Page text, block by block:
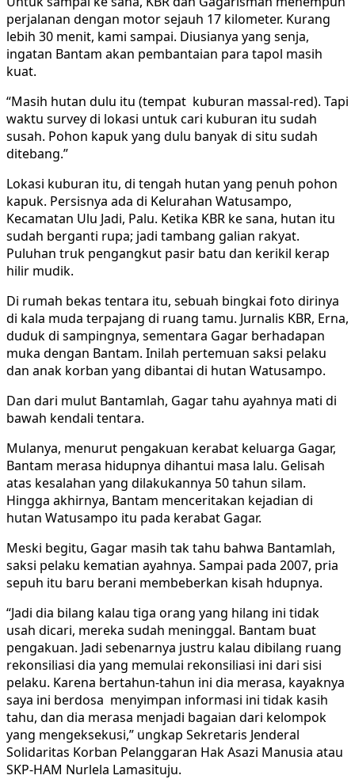
perjalanan dengan motor sejauh 17 kilometer. Kurang
lebih 30 menit, kami sampai. Diusianya yang senja,
ingatan Bantam akan pembantaian para tapol masih
kuat.
“Masih hutan dulu itu (tempat kuburan massal-red). Tapi
waktu survey di lokasi untuk cari kuburan itu sudah
susah. Pohon kapuk yang dulu banyak di situ sudah
ditebang.”
Lokasi kuburan itu, di tengah hutan yang penuh pohon
kapuk. Persisnya ada di Kelurahan Watusampo,
Kecamatan Ulu Jadi, Palu. Ketika KBR ke sana, hutan itu
sudah berganti rupa; jadi tambang galian rakyat.
Puluhan truk pengangkut pasir batu dan kerikil kerap
hilir mudik.
Di rumah bekas tentara itu, sebuah bingkai foto dirinya
di kala muda terpajang di ruang tamu. Jurnalis KBR, Erna,
duduk di sampingnya, sementara Gagar berhadapan
muka dengan Bantam. Inilah pertemuan saksi pelaku
dan anak korban yang dibantai di hutan Watusampo.
Dan dari mulut Bantamlah, Gagar tahu ayahnya mati di
bawah kendali tentara.
Mulanya, menurut pengakuan kerabat keluarga Gagar,
Bantam merasa hidupnya dihantui masa lalu. Gelisah
atas kesalahan yang dilakukannya 50 tahun silam.
Hingga akhirnya, Bantam menceritakan kejadian di
hutan Watusampo itu pada kerabat Gagar.
Meski begitu, Gagar masih tak tahu bahwa Bantamlah,
saksi pelaku kematian ayahnya. Sampai pada 2007, pria
sepuh itu baru berani membeberkan kisah hdupnya.
“Jadi dia bilang kalau tiga orang yang hilang ini tidak
usah dicari, mereka sudah meninggal. Bantam buat
pengakuan. Jadi sebenarnya justru kalau dibilang ruang
rekonsiliasi dia yang memulai rekonsiliasi ini dari sisi
pelaku. Karena bertahun-tahun ini dia merasa, kayaknya
saya ini berdosa menyimpan informasi ini tidak kasih
tahu, dan dia merasa menjadi bagaian dari kelompok
yang mengeksekusi,” ungkap Sekretaris Jenderal
Solidaritas Korban Pelanggaran Hak Asazi Manusia atau
SKP-HAM Nurlela Lamasituju.